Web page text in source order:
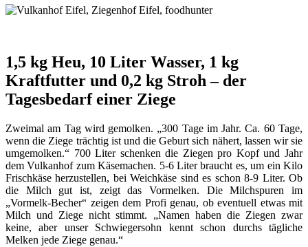
1,5 kg Heu, 10 Liter Wasser, 1 kg
Kraftfutter und 0,2 kg Stroh – der
Tagesbedarf einer Ziege
Zweimal am Tag wird gemolken. „300 Tage im Jahr. Ca. 60 Tage,
wenn die Ziege trächtig ist und die Geburt sich nähert, lassen wir sie
umgemolken.“ 700 Liter schenken die Ziegen pro Kopf und Jahr
dem Vulkanhof zum Käsemachen. 5-6 Liter braucht es, um ein Kilo
Frischkäse herzustellen, bei Weichkäse sind es schon 8-9 Liter. Ob
die Milch gut ist, zeigt das Vormelken. Die Milchspuren im
„Vormelk-Becher“ zeigen dem Profi genau, ob eventuell etwas mit
Milch und Ziege nicht stimmt. „Namen haben die Ziegen zwar
keine, aber unser Schwiegersohn kennt schon durchs tägliche
Melken jede Ziege genau.“